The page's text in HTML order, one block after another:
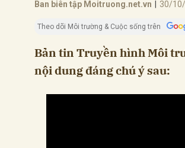
Ban biên tập Moitruong.net.vn 30/
Theo dõi Môi trường & Cuộc sống trên
Bản tin Truyền hình Môi
nội dung đáng chú ý sau: